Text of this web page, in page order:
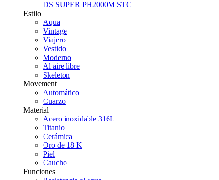
DS SUPER PH2000M STC
Estilo
Aqua
Vintage
Viajero
Vestido
Moderno
Al aire libre
Skeleton
Movement
Automático
Cuarzo
Material
Acero inoxidable 316L
Titanio
Cerámica
Oro de 18 K
Piel
Caucho
Funciones